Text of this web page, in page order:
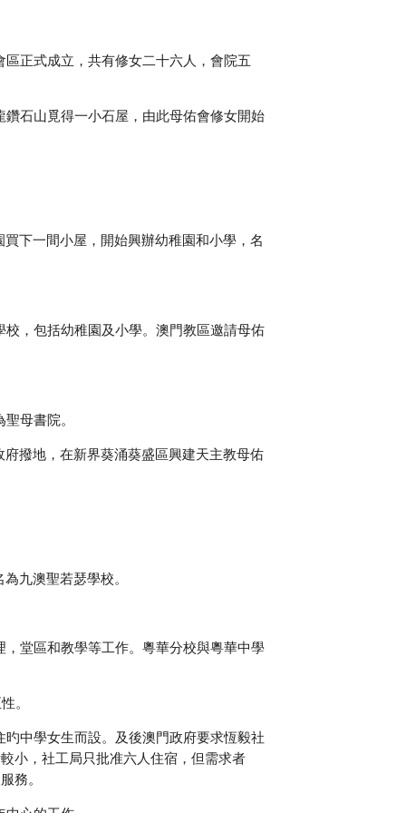
正式成立，共有修女二十六人，會院五
石山覓得一小石屋，由此母佑會修女開始
下一間小屋，開始興辦幼稚園和小學，名
，包括幼稚園及小學。澳門教區邀請母佑
母書院。
撥地，在新界葵涌葵盛區興建天主教母佑
九澳聖若瑟學校。
堂區和教學等工作。粵華分校與粵華中學
。
中學女生而設。及後澳門政府要求恆毅社
小，社工局只批准六人住宿，但需求者
務。